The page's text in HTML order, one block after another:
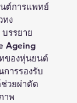
ต์การแพทย์
ทง
รรยาย
Ageing
ของหุ่นยนต์
ารรองรับ
วยผ่าตัด
าพ